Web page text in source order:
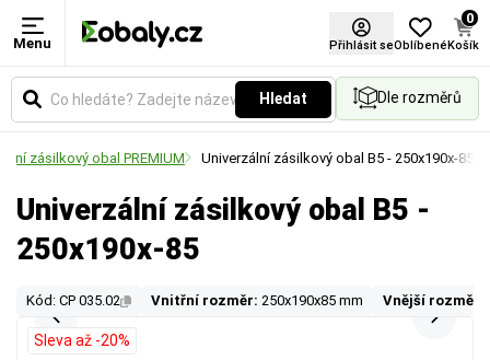
Menu Přihlásit seOblíbené
0
Košík
Hledat Dle rozměrů
zásilkový obal PREMIUM Univerzální zásilkový obal B5 - 250x190x-85
Univerzální zásilkový obal B5 -
250x190x-85
Kód: CP 035.02 Vnitřní rozměr: 250x190x85 mm Vnější rozměr:
Sleva až -20%